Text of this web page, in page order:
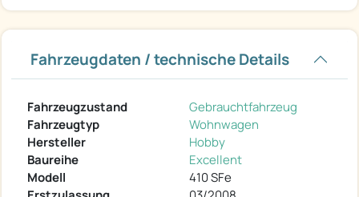
Fahrzeugdaten / technische Details
Fahrzeugzustand
Gebrauchtfahrzeug
Fahrzeugtyp
Wohnwagen
Hersteller
Hobby
Baureihe
Excellent
Modell
410 SFe